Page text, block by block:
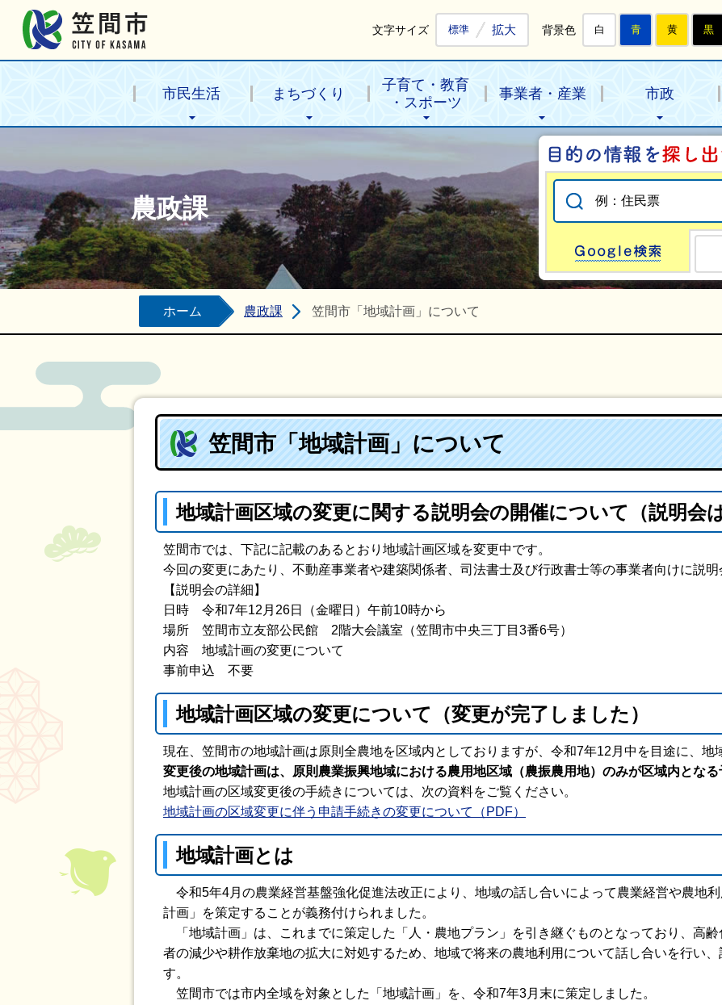
文字サイズ 標準 拡大 背景色 白 青 黄 黒
市民生活 まちづくり
子育て・教育
・スポーツ
事業者・産業 市政
農政課
ホーム 農政課 笠間市「地域計画」について
笠間市「地域計画」について
地域計画区域の変更に関する説明会の開催について（説明会
笠間市では、下記に記載のあるとおり地域計画区域を変更中です。
今回の変更にあたり、不動産事業者や建築関係者、司法書士及び行政書士等の事業者向けに説明
【説明会の詳細】
日時 令和7年12月26日（金曜日）午前10時から
場所 笠間市立友部公民館 2階大会議室（笠間市中央三丁目3番6号）
内容 地域計画の変更について
事前申込 不要
地域計画区域の変更について（変更が完了しました）
現在、笠間市の地域計画は原則全農地を区域内としておりますが、令和7年12月中を目途に、地
変更後の地域計画は、原則農業振興地域における農用地区域（農振農用地）のみが区域内となる
地域計画の区域変更後の手続きについては、次の資料をご覧ください。
地域計画の区域変更に伴う申請手続きの変更について（PDF）
地域計画とは
令和5年4月の農業経営基盤強化促進法改正により、地域の話し合いによって農業経営や農地
計画」を策定することが義務付けられました。
「地域計画」は、これまでに策定した「人・農地プラン」を引き継ぐものとなっており、高
者の減少や耕作放棄地の拡大に対処するため、地域で将来の農地利用について話し合いを行い
す。
笠間市では市内全域を対象とした「地域計画」を、令和7年3月末に策定しました。